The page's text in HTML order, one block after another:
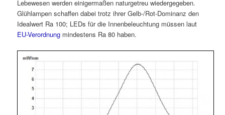
Lebewesen werden einigermaßen naturgetreu wiedergegeben.
Glühlampen schaffen dabei trotz ihrer Gelb-/Rot-Dominanz den
Idealwert Ra 100; LEDs für die Innenbeleuchtung müssen laut
EU-Verordnung mindestens Ra 80 haben.